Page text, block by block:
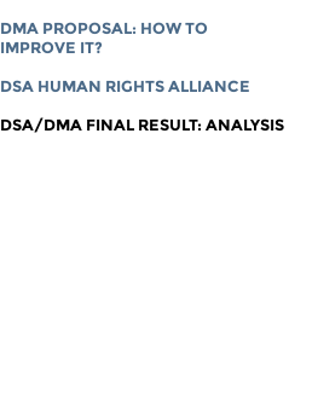
DMA PROPOSAL: HOW TO
IMPROVE IT?
DSA HUMAN RIGHTS ALLIANCE
DSA/DMA FINAL RESULT: ANALYSIS